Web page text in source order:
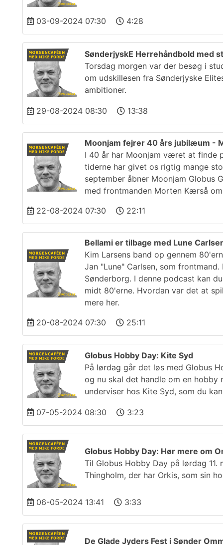
03-09-2024 07:30 4:28
SønderjyskE Herrehåndbold med
Torsdag morgen var der besøg i
om udskillesen fra Sønderjyske
ambitioner.
29-08-2024 08:30 13:38
Moonjam fejrer 40 års jubilæum -
I 40 år har Moonjam været at finde
tiderne har givet os rigtig mange
september åbner Moonjam Globus
med frontmanden Morten Kærså
22-08-2024 07:30
22:11
Bellami er tilbage med Lune
Kim Larsens band op gennem
Jan "Lune" Carlsen, som
Sønderborg. I denne podcast kan
midt 80'erne. Hvordan var det at
mere her.
20-08-2024 07:30
25:11
Globus Hobby Day: Kite Syd
På lørdag går det løs med Globus
og nu skal det handle om en hobby
underviser hos Kite Syd, som du
07-05-2024 08:30 3:23
Globus Hobby Day: Hør mere om
Til Globus Hobby Day på lørdag 11.
Thingholm, der har Orkis, som sin
06-05-2024 13:41 3:33
De Glade Jyders Fest i Sønder